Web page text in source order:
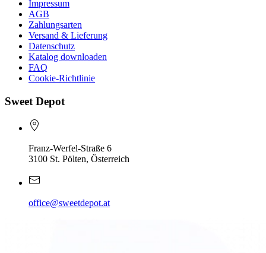
Impressum
AGB
Zahlungsarten
Versand & Lieferung
Datenschutz
Katalog downloaden
FAQ
Cookie-Richtlinie
Sweet Depot
Franz-Werfel-Straße 6
3100 St. Pölten, Österreich
office@sweetdepot.at